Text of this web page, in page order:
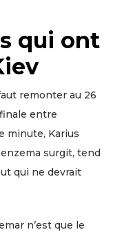
qui ont
remonter au 26
entre
minute, Karius
surgit, tend
qui ne devrait
n’est que le